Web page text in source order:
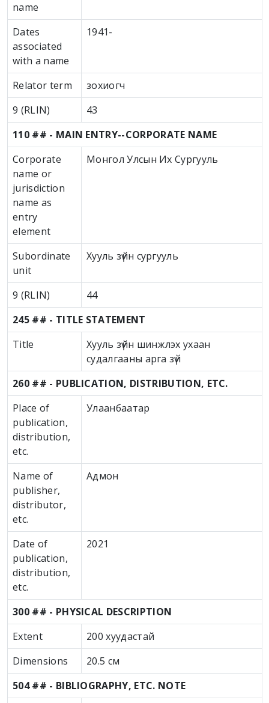
name
Dates
associated
with a name
1941-
Relator term
зохиогч
9 (RLIN)
43
110 ## - MAIN ENTRY--CORPORATE NAME
Corporate
name or
jurisdiction
name as
entry
element
Монгол Улсын Их Сургууль
Subordinate
unit
Хууль зүйн сургууль
9 (RLIN)
44
245 ## - TITLE STATEMENT
Title
Хууль зүйн шинжлэх ухаан
судалгааны арга зүй
260 ## - PUBLICATION, DISTRIBUTION, ETC.
Place of
publication,
distribution,
etc.
Улаанбаатар
Name of
publisher,
distributor,
etc.
Адмон
Date of
publication,
distribution,
etc.
2021
300 ## - PHYSICAL DESCRIPTION
Extent
200 хуудастай
Dimensions
20.5 см
504 ## - BIBLIOGRAPHY, ETC. NOTE